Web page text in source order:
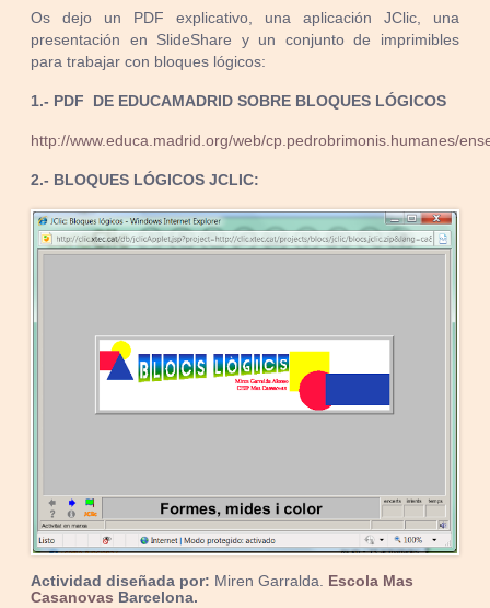
Os dejo un PDF explicativo, una aplicación JClic, una
presentación en SlideShare y un conjunto de imprimibles
para trabajar con bloques lógicos:
1.- PDF DE EDUCAMADRID SOBRE BLOQUES LÓGICOS
http://www.educa.madrid.org/web/cp.pedrobrimonis.humanes/
2.- BLOQUES LÓGICOS JCLIC:
Actividad diseñada por: Miren Garralda. Escola Mas
Casanovas Barcelona.